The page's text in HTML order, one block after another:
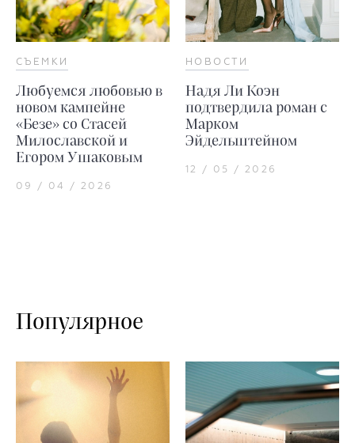
СЪЕМКИ
Любуемся любовью в
новом кампейне
«Безе» со Стасей
Милославской и
Егором Ушаковым
09 / 04 / 2026
НОВОСТИ
Надя Ли Коэн
подтвердила роман с
Марком
Эйдельштейном
12 / 05 / 2026
Популярное